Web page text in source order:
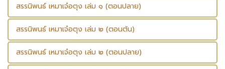
สรรนิพนธ์ เหมาเจ๋อตุง เล่ม ๑ (ตอนปลาย)
สรรนิพนธ์ เหมาเจ๋อตุง เล่ม ๒ (ตอนต้น)
สรรนิพนธ์ เหมาเจ๋อตุง เล่ม ๒ (ตอนปลาย)